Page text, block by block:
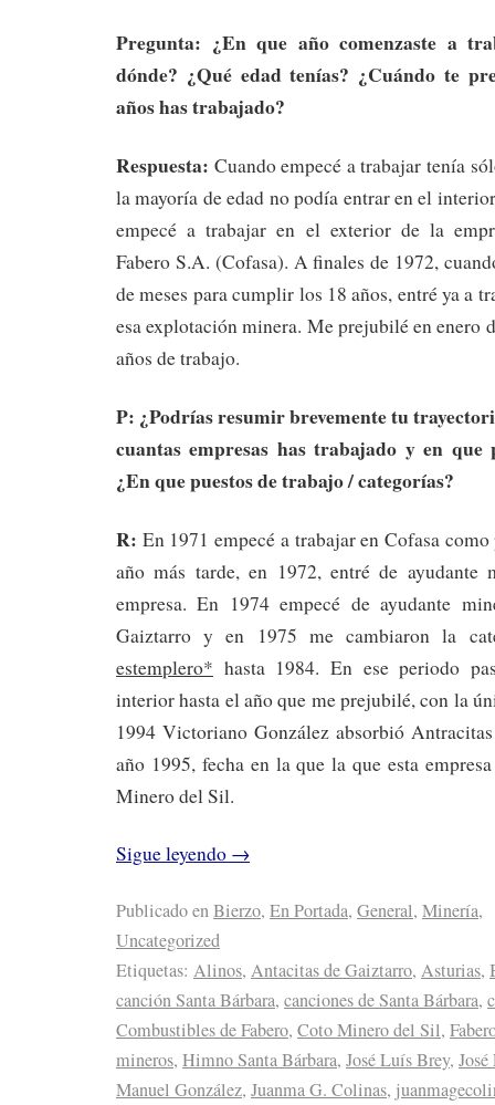
Pregunta: ¿En que año comenzaste a
dónde? ¿Qué edad tenías? ¿Cuándo te
años has trabajado?
Respuesta: Cuando empecé a trabajar tenía
la mayoría de edad no podía entrar en el
empecé a trabajar en el exterior de la
Fabero S.A. (Cofasa). A finales de 1972,
de meses para cumplir los 18 años, entré ya a
esa explotación minera. Me prejubilé en enero
años de trabajo.
P: ¿Podrías resumir brevemente tu
cuantas empresas has trabajado y en que
¿En que puestos de trabajo / categorías?
R: En 1971 empecé a trabajar en Cofasa
año más tarde, en 1972, entré de ayudante
empresa. En 1974 empecé de ayudante
Gaiztarro y en 1975 me cambiaron la
estemplero* hasta 1984. En ese periodo
interior hasta el año que me prejubilé, con la
1994 Victoriano González absorbió
año 1995, fecha en la que la que esta
Minero del Sil.
Sigue leyendo →
Publicado enBierzo, En Portada, General, Minería,
Uncategorized
Etiquetas: Alinos, Antacitas de Gaiztarro, Asturias,
canción Santa Bárbara, canciones de Santa Bárbara,
Combustibles de Fabero, Coto Minero del Sil,
mineros, Himno Santa Bárbara, José Luís Brey,
Manuel González, Juanma G. Colinas,